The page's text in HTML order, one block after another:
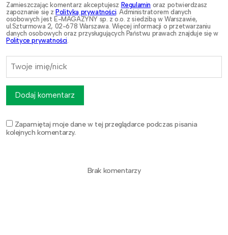
Zamieszczając komentarz akceptujesz Regulamin oraz potwierdzasz
zapoznanie się zPolityką prywatności . Administratorem danych
osobowych jest E-MAGAZYNY sp. z o.o. z siedzibą w Warszawie,
ul.Szturmowa 2, 02-678 Warszawa. Więcej informacji o przetwarzaniu
danych osobowych oraz przysługujących Państwu prawach znajduje się w
Polityce prywatności
Zapamiętaj moje dane w tej przeglądarce podczas pisania
kolejnych komentarzy.
Dodaj komentarz
Brak komentarzy